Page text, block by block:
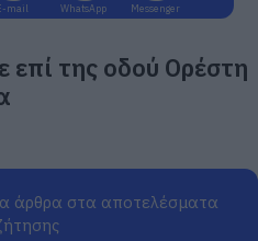
mail WhatsApp Messenger
επί της οδού Ορέστη
άρθρα στα αποτελέσματα